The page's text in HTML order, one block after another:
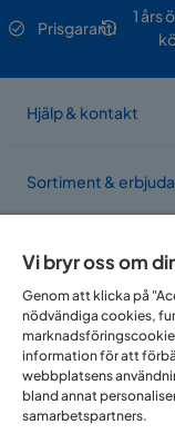
Prisgaranti
1 års
Hjälp & kontakt
Sortiment &
Vi
Vi bryr oss om
Genom att klicka på
nödvändiga cookies,
information för att
webbplatsens
bland annat
samarbetspartners.